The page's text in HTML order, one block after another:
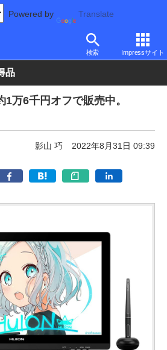
Powered by Translate
検索 Impressサイト
その他
品
万6千円オフで販売中。
影山 巧 2022年8月31日 09:39